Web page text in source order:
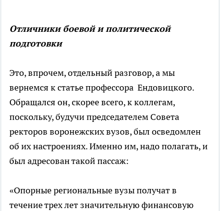
Отличники боевой и политической
подготовки
Это, впрочем, отдельный разговор, а мы
вернемся к статье профессора Ендовицкого.
Обращался он, скорее всего, к коллегам,
поскольку, будучи председателем Совета
ректоров воронежских вузов, был осведомлен
об их настроениях. Именно им, надо полагать, и
был адресован такой пассаж:
«Опорные региональные вузы получат в
течение трех лет значительную финансовую